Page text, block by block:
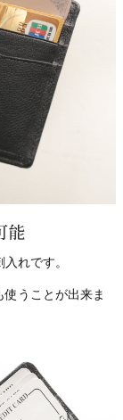
れです。
うことが出来ま